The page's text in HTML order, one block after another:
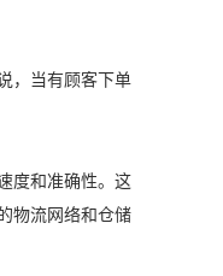
，当有顾客下单
度和准确性。这
物流网络和仓储